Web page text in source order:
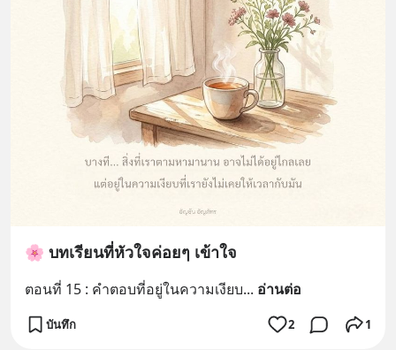
🌸 บทเรียนที่หัวใจค่อยๆ เข้าใจ
ตอนที่ 15 : คำตอบที่อยู่ในความเงียบ... อ่านต่อ
บันทึก 2 1